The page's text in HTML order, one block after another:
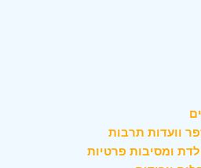
וועדות תרבות
ומסיבות פרטיות